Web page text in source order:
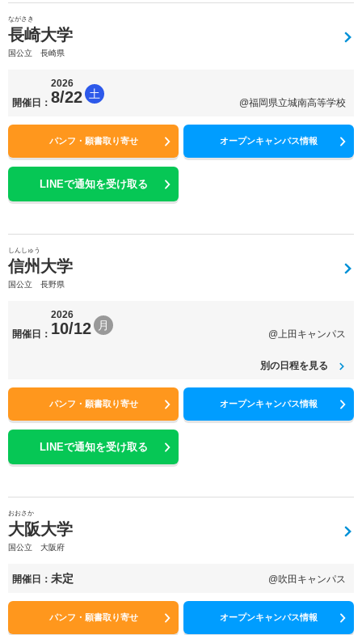
ながさき
長崎大学
国公立 長崎県
開催日：
2026
8/22 土
@福岡県立城南高等学校
パンフ・願書取り寄せ オープンキャンパス情報
LINEで通知を受け取る
しんしゅう
信州大学
国公立 長野県
開催日：
2026
10/12 月
@上田キャンパス
別の日程を見る
パンフ・願書取り寄せ オープンキャンパス情報
LINEで通知を受け取る
おおさか
大阪大学
国公立 大阪府
開催日： 未定 @吹田キャンパス
パンフ・願書取り寄せ オープンキャンパス情報